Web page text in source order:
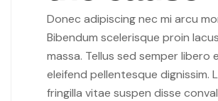
Donec adipiscing nec mi arcu
Bibendum scelerisque proin
massa. Tellus sed semper libero
eleifend pellentesque dignissim.
fringilla vitae suspen disse